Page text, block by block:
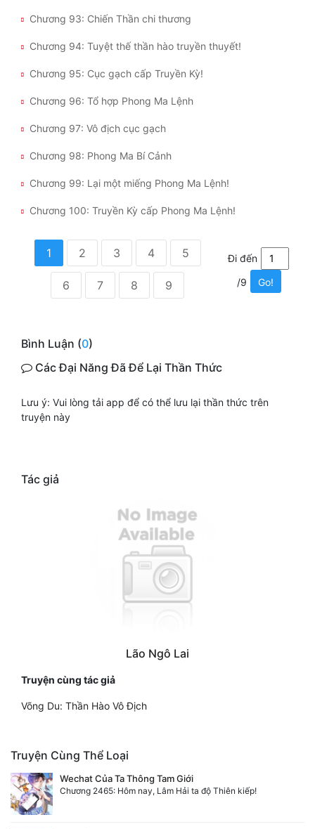
Chương 93: Chiến Thần chi thương
Chương 94: Tuyệt thế thần hào truyền thuyết!
Chương 95: Cục gạch cấp Truyền Kỳ!
Chương 96: Tổ hợp Phong Ma Lệnh
Chương 97: Vô địch cục gạch
Chương 98: Phong Ma Bí Cảnh
Chương 99: Lại một miếng Phong Ma Lệnh!
Chương 100: Truyền Kỳ cấp Phong Ma Lệnh!
1 2 3 4 5
6 7 8 9
Đi đến
/9
Go!
Bình Luận (0)
Các Đại Năng Đã Để Lại Thần Thức
Lưu ý: Vui lòng tải app để có thể lưu lại thần thức trên
truyện này
Tác giả
Lão Ngô Lai
Truyện cùng tác giả
Võng Du: Thần Hào Vô Địch
Truyện Cùng Thể Loại
Wechat Của Ta Thông Tam Giới
Chương 2465: Hôm nay, Lâm Hải ta độ Thiên kiếp!